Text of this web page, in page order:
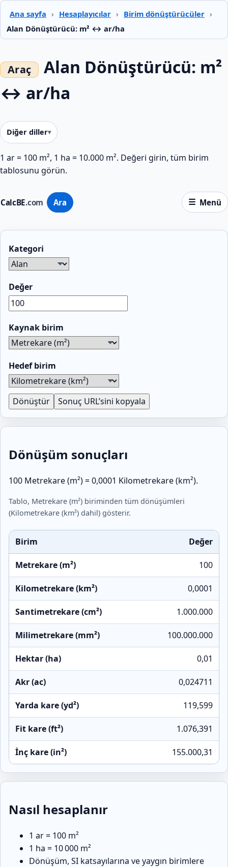
Ana sayfa › Hesaplayıcılar › Birim dönüştürücüler ›
Alan Dönüştürücü: m² ↔ ar/ha
CalcBE.com Ara Menü
Alan Dönüştürücü: m²
↔ ar/ha
Diğer diller
1 ar = 100 m², 1 ha = 10.000 m². Değeri girin, tüm birim
tablosunu görün.
Kategori
Değer
Kaynak birim
Hedef birim
Dönüştür Sonuç URL’sini kopyala
Dönüşüm sonuçları
100 Metrekare (m²) = 0,0001 Kilometrekare (km²).
Tablo, Metrekare (m²) biriminden tüm dönüşümleri
(Kilometrekare (km²) dahil) gösterir.
Birim Değer
Metrekare (m²) 100
Kilometrekare (km²) 0,0001
Santimetrekare (cm²) 1.000.000
Milimetrekare (mm²) 100.000.000
Hektar (ha) 0,01
Akr (ac) 0,024711
Yarda kare (yd²) 119,599
Fit kare (ft²) 1.076,391
İnç kare (in²) 155.000,31
Nasıl hesaplanır
1 ar = 100 m²
1 ha = 10 000 m²
Dönüşüm, SI katsayılarına ve yaygın birimlere